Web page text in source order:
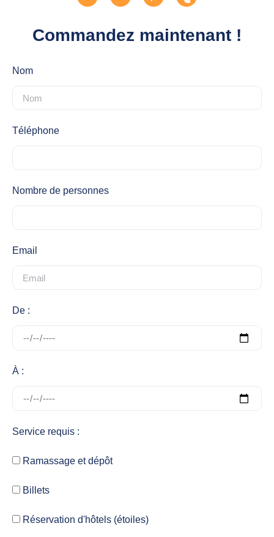
Commandez maintenant !
Nom
Téléphone
Nombre de personnes
Email
De :
À :
Service requis :
Ramassage et dépôt
Billets
Réservation d'hôtels (étoiles)